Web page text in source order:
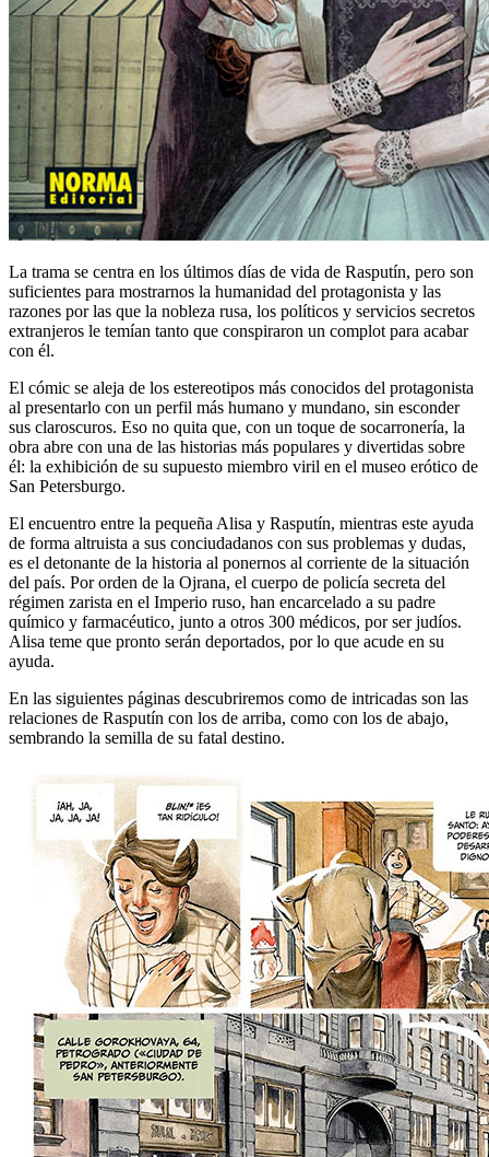
La trama se centra en los últimos días de vida de Rasputín, pero son
suficientes para mostrarnos la humanidad del protagonista y las
razones por las que la nobleza rusa, los políticos y servicios secretos
extranjeros le temían tanto que conspiraron un complot para acabar
con él.
El cómic se aleja de los estereotipos más conocidos del protagonista
al presentarlo con un perfil más humano y mundano, sin esconder
sus claroscuros. Eso no quita que, con un toque de socarronería, la
obra abre con una de las historias más populares y divertidas sobre
él: la exhibición de su supuesto miembro viril en el museo erótico de
San Petersburgo.
El encuentro entre la pequeña Alisa y Rasputín, mientras este ayuda
de forma altruista a sus conciudadanos con sus problemas y dudas,
es el detonante de la historia al ponernos al corriente de la situación
del país. Por orden de la Ojrana, el cuerpo de policía secreta del
régimen zarista en el Imperio ruso, han encarcelado a su padre
químico y farmacéutico, junto a otros 300 médicos, por ser judíos.
Alisa teme que pronto serán deportados, por lo que acude en su
ayuda.
En las siguientes páginas descubriremos como de intricadas son las
relaciones de Rasputín con los de arriba, como con los de abajo,
sembrando la semilla de su fatal destino.